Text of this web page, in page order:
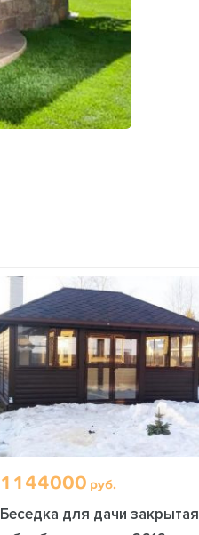
1144000 руб.
Беседка для дачи закрытая